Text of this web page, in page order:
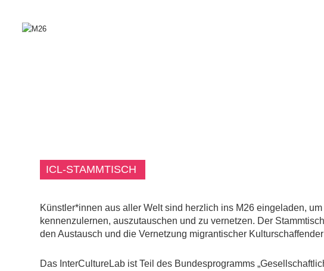
ICL-STAMMTISCH
Künstler*innen aus aller Welt sind herzlich ins M26 eingeladen,
kennenzulernen, auszutauschen und zu vernetzen. Der
den Austausch und die Vernetzung migrantischer
Das InterCultureLab ist Teil des Bundesprogramms